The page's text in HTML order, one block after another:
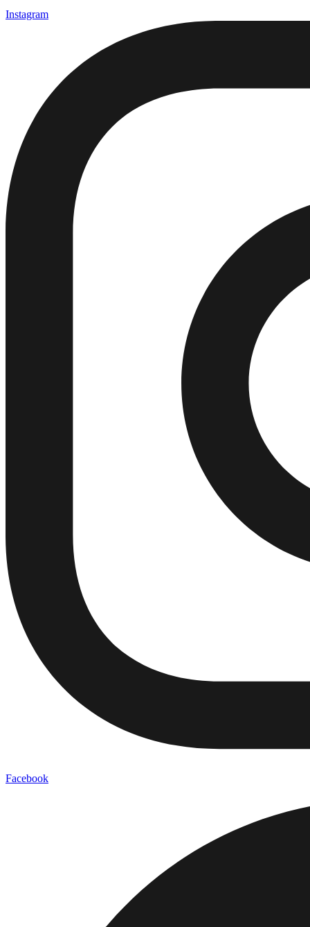
Instagram
Facebook